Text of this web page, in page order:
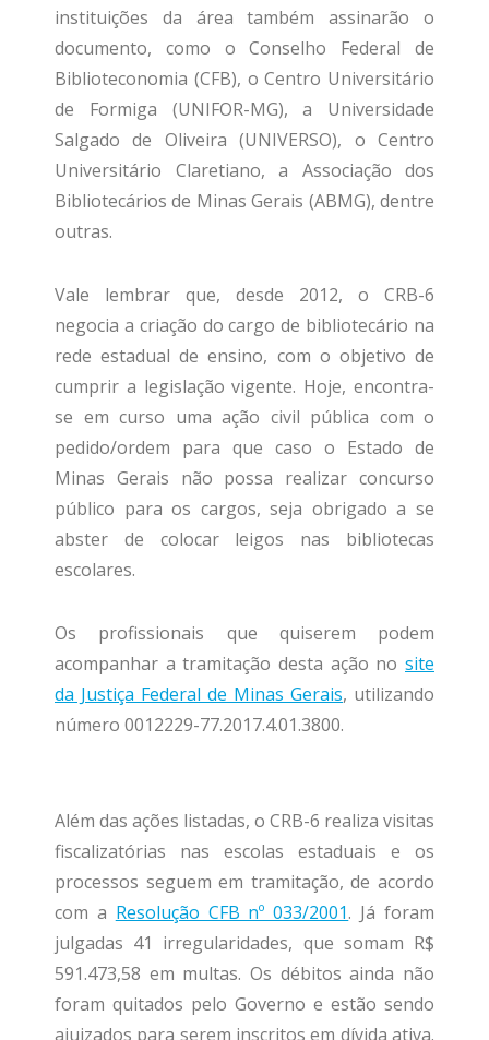
instituições da área também assinarão o
documento, como o Conselho Federal de
Biblioteconomia (CFB), o Centro Universitário
de Formiga (UNIFOR-MG), a Universidade
Salgado de Oliveira (UNIVERSO), o Centro
Universitário Claretiano, a Associação dos
Bibliotecários de Minas Gerais (ABMG), dentre
outras.
Vale lembrar que, desde 2012, o CRB-6
negocia a criação do cargo de bibliotecário na
rede estadual de ensino, com o objetivo de
cumprir a legislação vigente. Hoje, encontra-
se em curso uma ação civil pública com o
pedido/ordem para que caso o Estado de
Minas Gerais não possa realizar concurso
público para os cargos, seja obrigado a se
abster de colocar leigos nas bibliotecas
escolares.
Os profissionais que quiserem podem
acompanhar a tramitação desta ação no site
da Justiça Federal de Minas Gerais, utilizando
número 0012229-77.2017.4.01.3800.
Além das ações listadas, o CRB-6 realiza visitas
fiscalizatórias nas escolas estaduais e os
processos seguem em tramitação, de acordo
com a Resolução CFB nº 033/2001. Já foram
julgadas 41 irregularidades, que somam R$
591.473,58 em multas. Os débitos ainda não
foram quitados pelo Governo e estão sendo
ajuizados para serem inscritos em dívida ativa.